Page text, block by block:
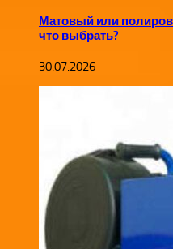
Матовый или
что выбрать?
30.07.2026